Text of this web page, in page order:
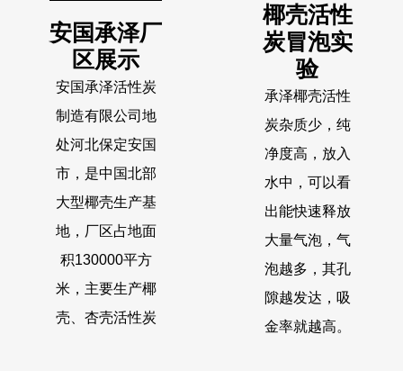
安国承泽厂
区展示
安国承泽活性炭
制造有限公司地
处河北保定安国
市，是中国北部
大型椰壳生产基
地，厂区占地面
积130000平方
米，主要生产椰
壳、杏壳活性炭
椰壳活性
炭冒泡实
验
承泽椰壳活性
炭杂质少，纯
净度高，放入
水中，可以看
出能快速释放
大量气泡，气
泡越多，其孔
隙越发达，吸
金率就越高。